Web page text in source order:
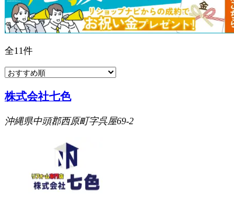
全11件
株式会社七色
沖縄県中頭郡西原町字呉屋69-2